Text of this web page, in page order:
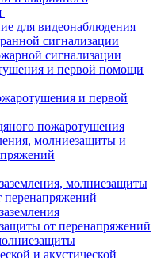
для видеонаблюдения
сигнализации
сигнализации
и первой помощи
и первой
пожаротушения
молниезащиты и
молниезащиты
перенапряжений
от перенапряжений
и акустической